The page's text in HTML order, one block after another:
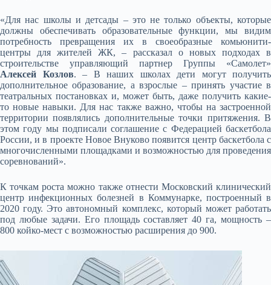
«Для нас школы и детсады – это не только объекты, которые
должны обеспечивать образовательные функции, мы видим
потребность превращения их в своеобразные комьюнити-
центры для жителей ЖК, – рассказал о новых подходах в
строительстве управляющий партнер Группы «Самолет»
Алексей Козлов. – В наших школах дети могут получить
дополнительное образование, а взрослые – принять участие в
театральных постановках и, может быть, даже получить какие-
то новые навыки. Для нас также важно, чтобы на застроенной
территории появлялись дополнительные точки притяжения. В
этом году мы подписали соглашение с Федерацией баскетбола
России, и в проекте Новое Внуково появится центр баскетбола с
многочисленными площадками и возможностью для проведения
соревнований».
К точкам роста можно также отнести Московский клинический
центр инфекционных болезней в Коммунарке, построенный в
2020 году. Это автономный комплекс, который может работать
под любые задачи. Его площадь составляет 40 га, мощность –
800 койко-мест с возможностью расширения до 900.